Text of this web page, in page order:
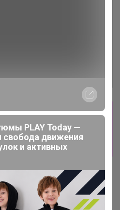
в данной закупке
закупке
PLAY Today —
свобода движения
и активных